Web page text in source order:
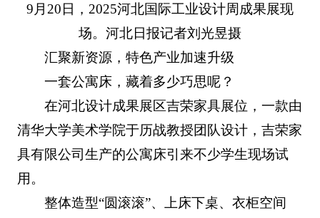
9月20日，2025河北国际工业设计周成果展现
场。河北日报记者刘光昱摄
汇聚新资源，特色产业加速升级
一套公寓床，藏着多少巧思呢？
在河北设计成果展区吉荣家具展位，一款由
清华大学美术学院于历战教授团队设计，吉荣家
具有限公司生产的公寓床引来不少学生现场试
用。
整体造型“圆滚滚”、上床下桌、衣柜空间